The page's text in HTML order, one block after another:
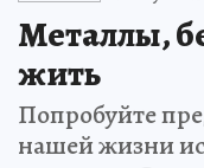
Металлы,
жить
Попробуйте
нашей жизни